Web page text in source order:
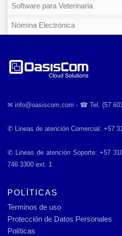
Software para Veterinaria
Nómina Electrónica
✉︎ info@oasiscom.com - ☎︎ Tel. (57
✆ Lineas de atención Comercial: +57
✆ Lineas de atención Soporte: +57
746 3300 ext. 1
POLÍTICAS
Terminos de uso
Protección de Datos Personales
Políticas